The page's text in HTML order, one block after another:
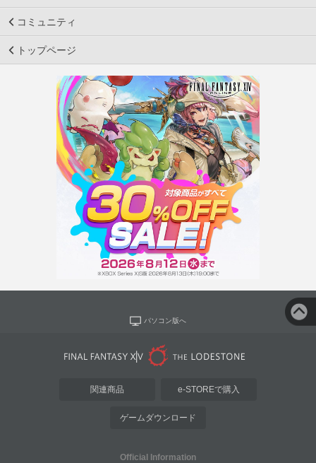
コミュニティ
トップページ
パソコン版へ
関連商品 e-STOREで購入
ゲームダウンロード
Official Information